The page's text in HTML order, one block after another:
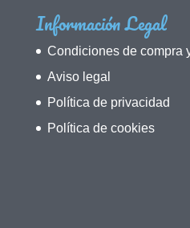
Información Legal
Condiciones de compra
Aviso legal
Política de privacidad
Política de cookies